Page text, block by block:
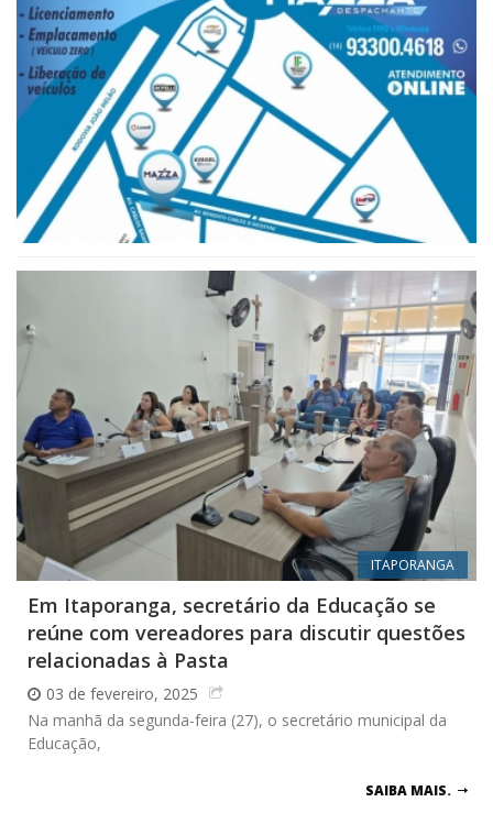
ITAPORANGA
Em Itaporanga, secretário da Educação se
reúne com vereadores para discutir questões
relacionadas à Pasta
03 de fevereiro, 2025
Na manhã da segunda-feira (27), o secretário municipal da
Educação,
SAIBA MAIS.